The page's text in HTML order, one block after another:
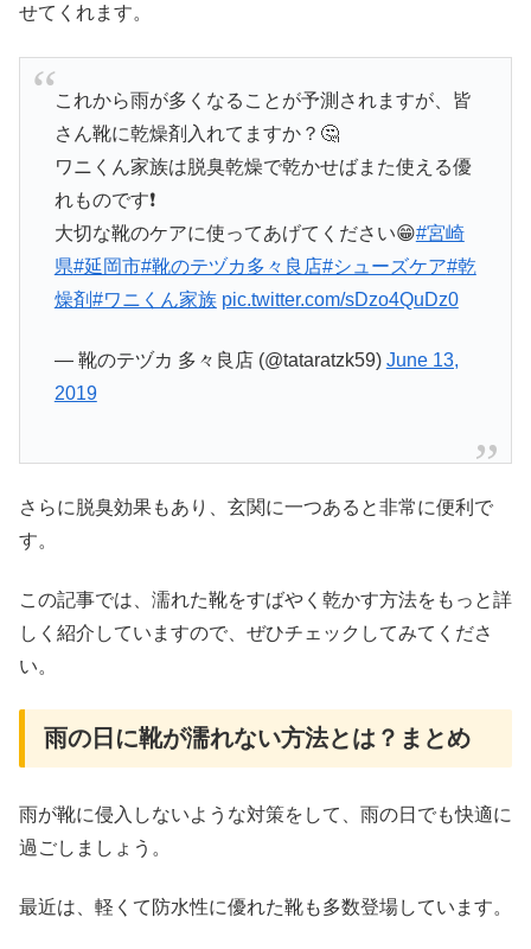
せてくれます。
これから雨が多くなることが予測されますが、皆
さん靴に乾燥剤入れてますか？🤔
ワニくん家族は脱臭乾燥で乾かせばまた使える優
れものです❗️
大切な靴のケアに使ってあげてください😁#宮崎
県#延岡市#靴のテヅカ多々良店#シューズケア#乾
燥剤#ワニくん家族 pic.twitter.com/sDzo4QuDz0
— 靴のテヅカ 多々良店 (@tataratzk59) June 13,
2019
さらに脱臭効果もあり、玄関に一つあると非常に便利で
す。
この記事では、濡れた靴をすばやく乾かす方法をもっと詳
しく紹介していますので、ぜひチェックしてみてくださ
い。
雨の日に靴が濡れない方法とは？まとめ
雨が靴に侵入しないような対策をして、雨の日でも快適に
過ごしましょう。
最近は、軽くて防水性に優れた靴も多数登場しています。